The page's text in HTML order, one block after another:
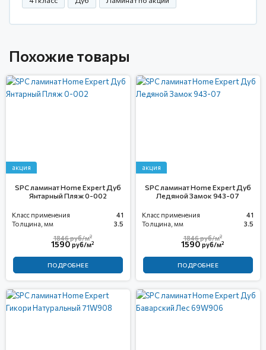
Похожие товары
акция
SPC ламинат Home Expert Дуб
Янтарный Пляж 0-002
Класс применения
41
Толщина, мм
3.5
1590руб/м2
1846руб/м2
ПОДРОБНЕЕ
акция
SPC ламинат Home Expert Дуб
Ледяной Замок 943-07
Класс применения
41
Толщина, мм
3.5
1590руб/м2
1846руб/м2
ПОДРОБНЕЕ